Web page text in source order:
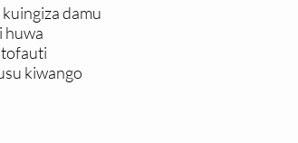
damu
huwa
tofauti
kiwango